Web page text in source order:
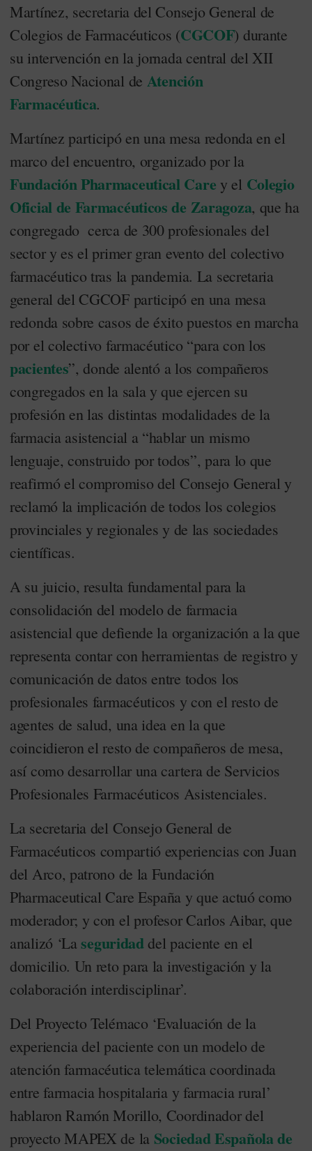
Martínez, secretaria del Consejo General de
Colegios de Farmacéuticos (CGCOF) durante
su intervención en la jornada central del XII
Congreso Nacional de Atención
Farmacéutica.
Martínez participó en una mesa redonda en el
marco del encuentro, organizado por la
Fundación Pharmaceutical Care y el Colegio
Oficial de Farmacéuticos de Zaragoza, que ha
congregado cerca de 300 profesionales del
sector y es el primer gran evento del colectivo
farmacéutico tras la pandemia. La secretaria
general del CGCOF participó en una mesa
redonda sobre casos de éxito puestos en marcha
por el colectivo farmacéutico “para con los
pacientes”, donde alentó a los compañeros
congregados en la sala y que ejercen su
profesión en las distintas modalidades de la
farmacia asistencial a “hablar un mismo
lenguaje, construido por todos”, para lo que
reafirmó el compromiso del Consejo General y
reclamó la implicación de todos los colegios
provinciales y regionales y de las sociedades
científicas.
A su juicio, resulta fundamental para la
consolidación del modelo de farmacia
asistencial que defiende la organización a la que
representa contar con herramientas de registro y
comunicación de datos entre todos los
profesionales farmacéuticos y con el resto de
agentes de salud, una idea en la que
coincidieron el resto de compañeros de mesa,
así como desarrollar una cartera de Servicios
Profesionales Farmacéuticos Asistenciales.
La secretaria del Consejo General de
Farmacéuticos compartió experiencias con Juan
del Arco, patrono de la Fundación
Pharmaceutical Care España y que actuó como
moderador; y con el profesor Carlos Aibar, que
analizó ‘Laseguridaddel paciente en el
domicilio. Un reto para la investigación y la
colaboración interdisciplinar’.
Del Proyecto Telémaco ‘Evaluación de la
experiencia del paciente con un modelo de
atención farmacéutica telemática coordinada
entre farmacia hospitalaria y farmacia rural’
hablaron Ramón Morillo, Coordinador del
proyecto MAPEX de la Sociedad Española de